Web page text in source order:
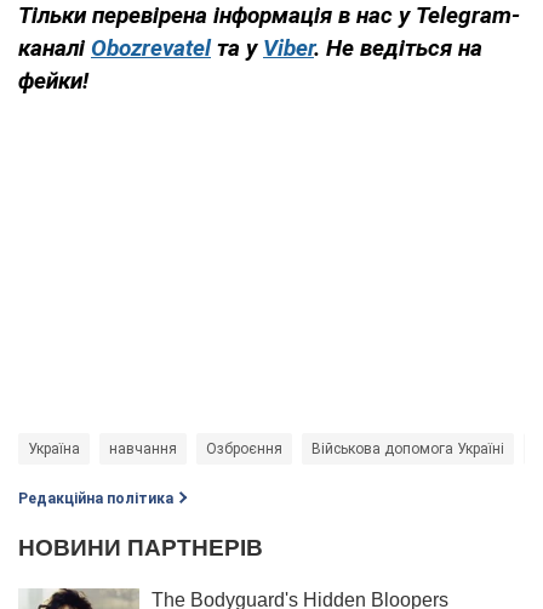
Тільки перевірена інформація в нас у Telegram-
каналі Obozrevatel та у Viber. Не ведіться на
фейки!
Україна навчання Озброєння Військова допомога Україні
Редакційна політика